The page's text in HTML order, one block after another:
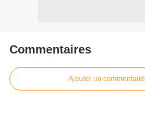
Commentaires
Ajouter un commentaire